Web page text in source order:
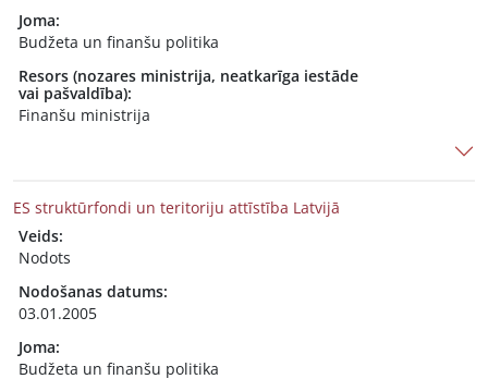
Joma:
Budžeta un finanšu politika
Resors (nozares ministrija, neatkarīga iestāde
vai pašvaldība):
Finanšu ministrija
ES struktūrfondi un teritoriju attīstība Latvijā
Veids:
Nodots
Nodošanas datums:
03.01.2005
Joma:
Budžeta un finanšu politika